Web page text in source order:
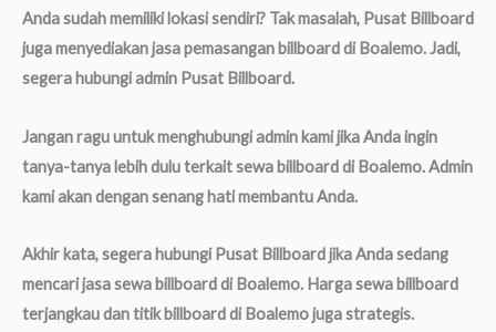
Anda sudah memiliki lokasi sendiri? Tak masalah, Pusat Billboard
juga menyediakan jasa pemasangan billboard di Boalemo. Jadi,
segera hubungi admin Pusat Billboard.
Jangan ragu untuk menghubungi admin kami jika Anda ingin
tanya-tanya lebih dulu terkait sewa billboard di Boalemo. Admin
kami akan dengan senang hati membantu Anda.
Akhir kata, segera hubungi Pusat Billboard jika Anda sedang
mencari jasa sewa billboard di Boalemo. Harga sewa billboard
terjangkau dan titik billboard di Boalemo juga strategis.